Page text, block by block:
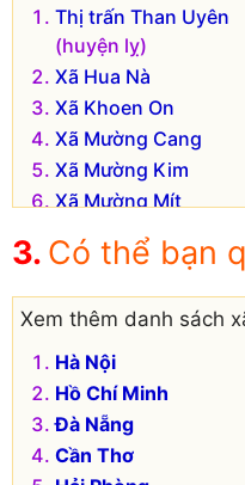
Thị trấn Than Uyên
(huyện lỵ)
Xã Hua Nà
Xã Khoen On
Xã Mường Cang
Xã Mường Kim
Xã Mường Mít
Có thể bạn
Xem thêm danh sách
Hà Nội
Hồ Chí Minh
Đà Nẵng
Cần Thơ